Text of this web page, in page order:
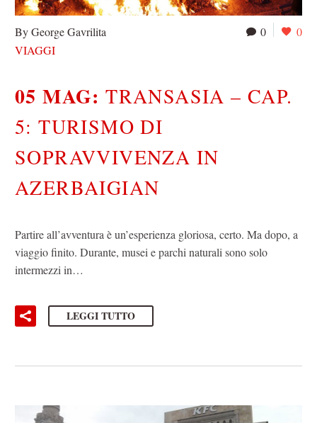
0 0
By George Gavrilita
VIAGGI
05 MAG:TRANSASIA – CAP.
5: TURISMO DI
SOPRAVVIVENZA IN
AZERBAIGIAN
Partire all’avventura è un’esperienza gloriosa, certo. Ma dopo, a
viaggio finito. Durante, musei e parchi naturali sono solo
intermezzi in…
LEGGI TUTTO